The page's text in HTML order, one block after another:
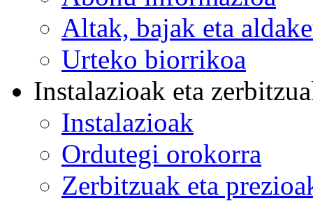
Altak, bajak eta
Urteko biorrikoa
Instalazioak eta
Instalazioak
Ordutegi orokorra
Zerbitzuak eta